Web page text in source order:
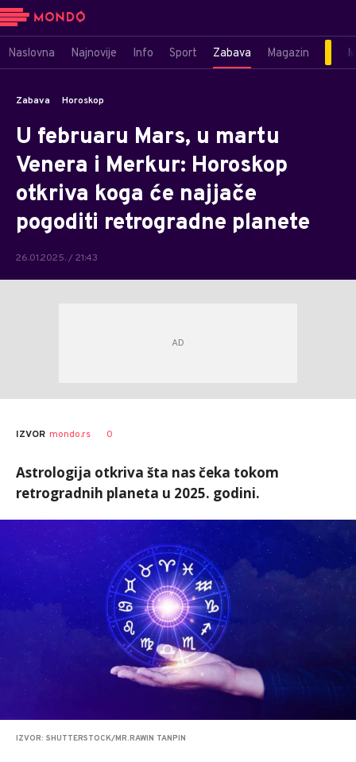
Naslovna Najnovije Info Sport Zabava Magazin
Zabava Horoskop
U februaru Mars, u martu
Venera i Merkur: Horoskop
otkriva koga će najjače
pogoditi retrogradne planete
26.01.2025. / 21:43
IZVOR mondo.rs 0
Astrologija otkriva šta nas čeka tokom
retrogradnih planeta u 2025. godini.
IZVOR: SHUTTERSTOCK/MR.RAWIN TANPIN